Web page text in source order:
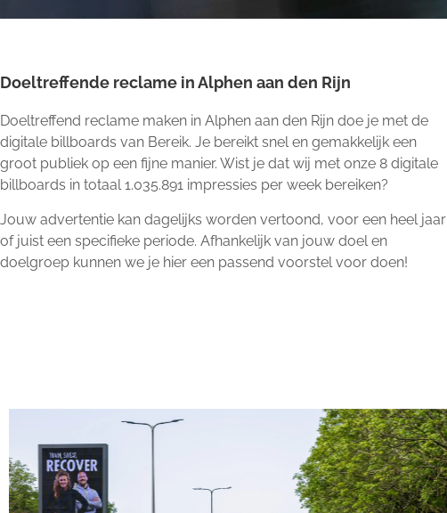
Doeltreffende reclame in Alphen aan den Rijn
Doeltreffend reclame maken in Alphen aan den Rijn doe je met de
digitale billboards van Bereik. Je bereikt snel en gemakkelijk een
groot publiek op een fijne manier. Wist je dat wij met onze 8 digitale
billboards in totaal 1.035.891 impressies per week bereiken?
Jouw advertentie kan dagelijks worden vertoond, voor een heel jaar
of juist een specifieke periode. Afhankelijk van jouw doel en
doelgroep kunnen we je hier een passend voorstel voor doen!